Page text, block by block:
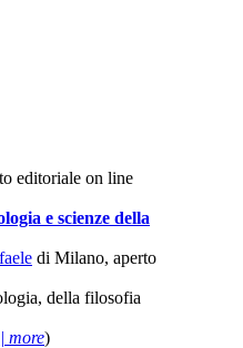
editoriale on line
e scienze della
di Milano, aperto
della filosofia
more)